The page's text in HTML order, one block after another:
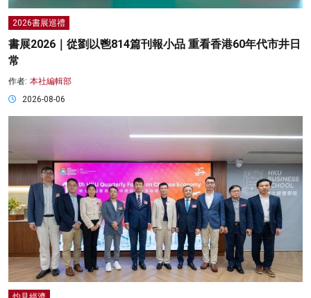
2026書展巡禮
書展2026｜從劉以鬯814篇刊報小品 重看香港60年代市井日
常
作者: 本社編輯部
2026-08-06